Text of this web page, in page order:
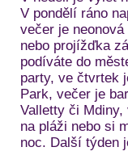
V pondělí ráno
večer je
nebo projížďka
podíváte do
party, ve čtvrtek
Park, večer je
Valletty či
na pláži nebo si
noc. Další týden